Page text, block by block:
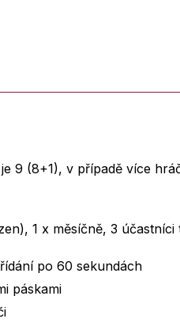
9 (8+1), v případě více
1 x měsíčně, 3 účastníci
po 60 sekundách
páskami